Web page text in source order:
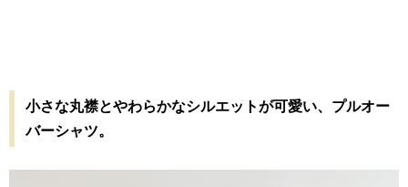
小さな丸襟とやわらかなシルエットが可愛い、プルオー
バーシャツ。